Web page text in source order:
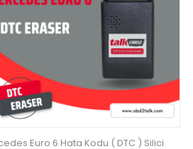
Euro 6 Hata Kodu ( DTC ) Silici